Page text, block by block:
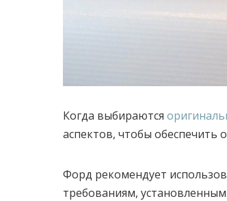
Когда выбираются
аспектов, чтобы обеспечить
Форд рекомендует
требованиям,